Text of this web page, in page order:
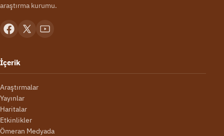
araştırma kurumu.
İçerik
Araştırmalar
Yayınlar
Haritalar
Etkinlikler
Ömeran Medyada